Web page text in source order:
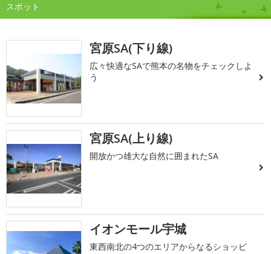
スポット
宮原SA(下り線)
広々快適なSAで熊本の名物をチェックしよ
う
宮原SA(上り線)
開放かつ雄大な自然に囲まれたSA
イオンモール宇城
東西南北の4つのエリアからなるショッピ